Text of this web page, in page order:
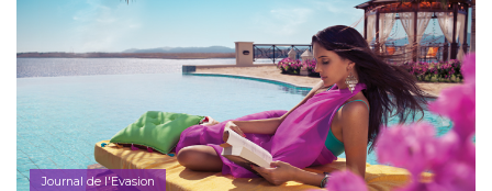
Journal de l'Evasion